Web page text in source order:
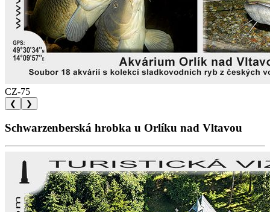
CZ-75
❮ ❯
Schwarzenberská hrobka u Orlíku nad Vltavou